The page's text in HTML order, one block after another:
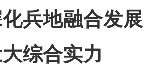
地融合发展
综合实力